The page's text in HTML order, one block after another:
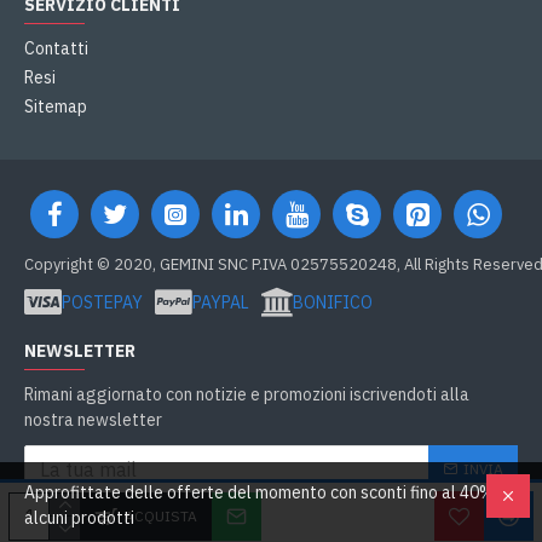
ACQUISTA
SERVIZIO CLIENTI
Contatti
Resi
Sitemap
Copyright © 2020, GEMINI SNC P.IVA 02575520248, All Rights Reserved
POSTEPAY PAYPAL BONIFICO
NEWSLETTER
Rimani aggiornato con notizie e promozioni iscrivendoti alla
nostra newsletter
INVIA
Ho letto e accetto GDPR e Cookie
Approfittate delle offerte del momento con sconti fino al 40% su
alcuni prodotti